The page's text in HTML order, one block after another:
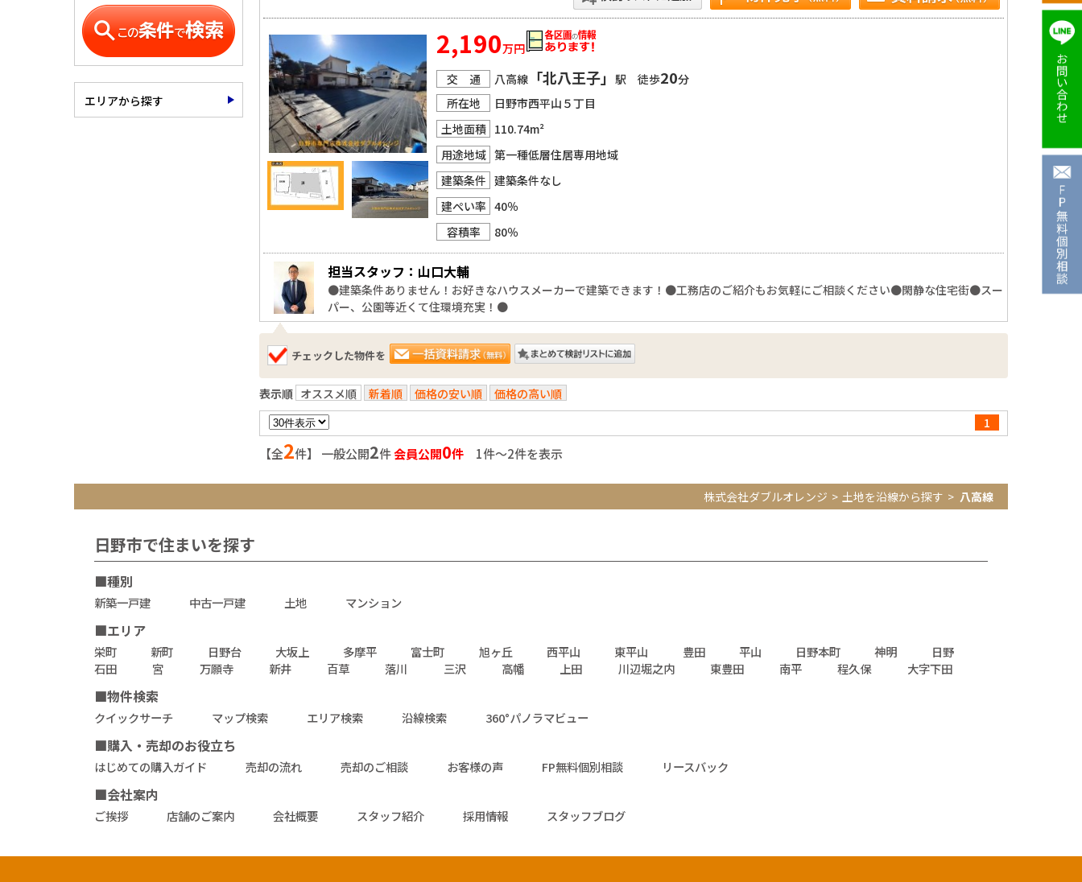
2,190万円
交 通
八高線 「北八王子」 駅 徒歩20分
所在地
日野市西平山５丁目
土地面積 110.74m²
用途地域 第一種低層住居専用地域
建築条件 建築条件なし
建ぺい率 40％
容積率
80％
担当スタッフ：山口大輔
●建築条件ありません！お好きなハウスメーカーで建築できます！●工務店のご紹介もお気軽にご相談ください●閑静な住宅街●スー
パー、公園等近くて住環境充実！●
チェックした物件を
表示順 オススメ順 新着順 価格の安い順
価格の高い順
1
【全2件】 一般公開2件会員公開0件 1件〜2件を表示
エリアから探す
株式会社ダブルオレンジ 土地を沿線から探す 八高線
日野市で住まいを探す
■種別
新築一戸建 中古一戸建 土地 マンション
■エリア
栄町 新町 日野台 大坂上 多摩平 富士町 旭ヶ丘 西平山 東平山 豊田 平山 日野本町 神明
日野
石田
宮 万願寺 新井 百草 落川 三沢 高幡 上田 川辺堀之内 東豊田 南平 程久保 大字下田
■物件検索
クイックサーチ マップ検索 エリア検索 沿線検索 360°パノラマビュー
■購入・売却のお役立ち
はじめての購入ガイド 売却の流れ 売却のご相談 お客様の声 FP無料個別相談 リースバック
■会社案内
ご挨拶 店舗のご案内 会社概要 スタッフ紹介 採用情報 スタッフブログ